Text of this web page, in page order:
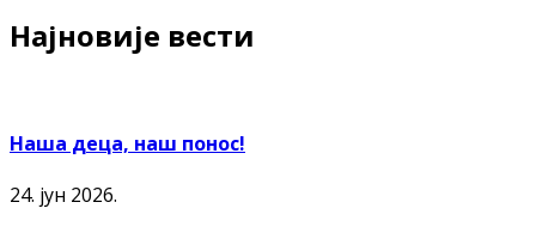
Најновије вести
Наша деца, наш понос!
24. јун 2026.